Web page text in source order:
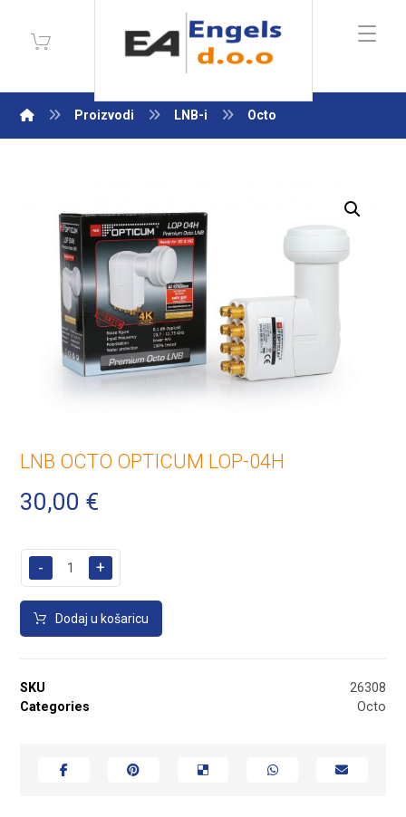
Proizvodi LNB-i Octo
LNB OCTO OPTICUM LOP-04H
30,00 €
- +
Dodaj u košaricu
SKU
26308
Categories
Octo